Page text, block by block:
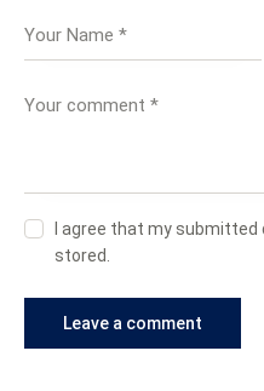
I agree that my
stored.